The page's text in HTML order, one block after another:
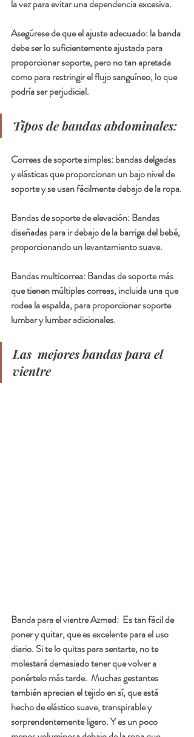
la vez para evitar una dependencia excesiva.
Asegúrese de que el ajuste adecuado: la banda
debe ser lo suficientemente ajustada para
proporcionar soporte, pero no tan apretada
como para restringir el flujo sanguíneo, lo que
podría ser perjudicial.
Tipos de bandas abdominales:
Correas de soporte simples: bandas delgadas
y elásticas que proporcionan un bajo nivel de
soporte y se usan fácilmente debajo de la ropa.
Bandas de soporte de elevación: Bandas
diseñadas para ir debajo de la barriga del bebé,
proporcionando un levantamiento suave.
Bandas multicorrea: Bandas de soporte más
que tienen múltiples correas, incluida una que
rodea la espalda, para proporcionar soporte
lumbar y lumbar adicionales.
Las  mejores bandas para el
vientre
Banda para el vientre Azmed:
  Es tan fácil de
poner y quitar, que es excelente para el uso
diario. Si te lo quitas para sentarte, no te
molestará demasiado tener que volver a
ponértelo más tarde.  Muchas gestantes
también aprecian el tejido en sí, que está
hecho de elástico suave, transpirable y
sorprendentemente ligero. Y es un poco